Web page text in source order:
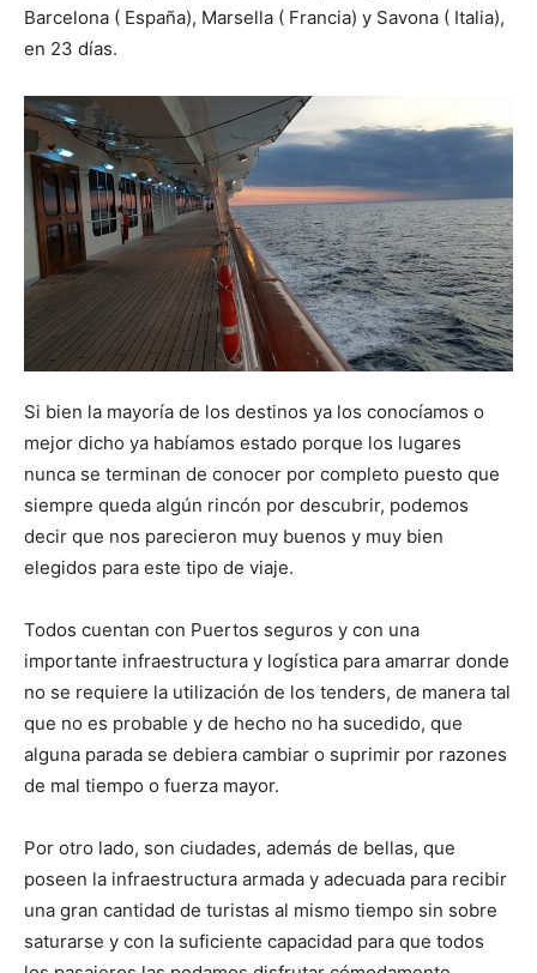
Barcelona ( España), Marsella ( Francia) y Savona ( Italia),
en 23 días.
Si bien la mayoría de los destinos ya los conocíamos o
mejor dicho ya habíamos estado porque los lugares
nunca se terminan de conocer por completo puesto que
siempre queda algún rincón por descubrir, podemos
decir que nos parecieron muy buenos y muy bien
elegidos para este tipo de viaje.
Todos cuentan con Puertos seguros y con una
importante infraestructura y logística para amarrar donde
no se requiere la utilización de los tenders, de manera tal
que no es probable y de hecho no ha sucedido, que
alguna parada se debiera cambiar o suprimir por razones
de mal tiempo o fuerza mayor.
Por otro lado, son ciudades, además de bellas, que
poseen la infraestructura armada y adecuada para recibir
una gran cantidad de turistas al mismo tiempo sin sobre
saturarse y con la suficiente capacidad para que todos